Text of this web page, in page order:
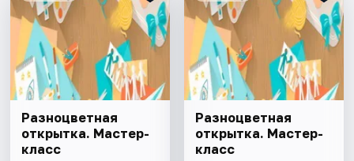
Разноцветная
открытка. Мастер-
класс
Разноцветная
открытка. Мастер-
класс